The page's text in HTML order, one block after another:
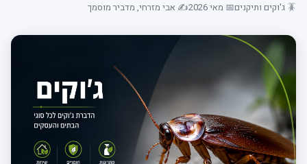
🪳 ג'וקים ותיקנים 📅 מאי 2026 ✍️ אבי מזרחי, מדביר מוסמך